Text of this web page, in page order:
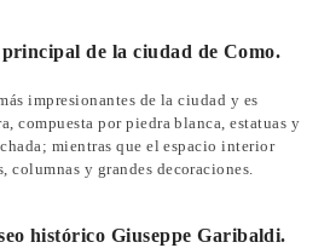
de la ciudad de Como.
impresionantes de la ciudad y es
compuesta por piedra blanca, estatuas y
mientras que el espacio interior
columnas y grandes decoraciones.
histórico Giuseppe Garibaldi.